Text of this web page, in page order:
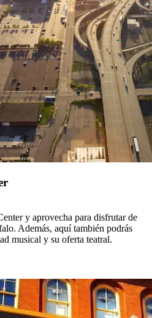
y aprovecha para disfrutar de
Además, aquí también podrás
musical y su oferta teatral.